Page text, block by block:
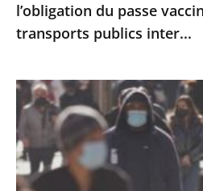
du
passe
dans
les
transports
publics
inter...
l’obligation du passe
transports publics inter...
Le
port
du
masque
ne